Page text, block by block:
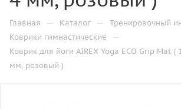
Главная — Каталог — Тренировочный
Коврики гимнастические —
Коврик для йоги AIREX Yoga ECO Grip Mat
мм, розовый )